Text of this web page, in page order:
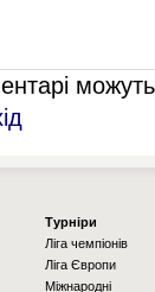
Турніри
Ліга чемпіонів
Ліга Європи
Міжнародні